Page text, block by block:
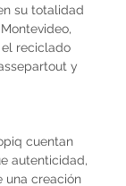
su totalidad
reciclado
y
cuentan
autenticidad,
una creación